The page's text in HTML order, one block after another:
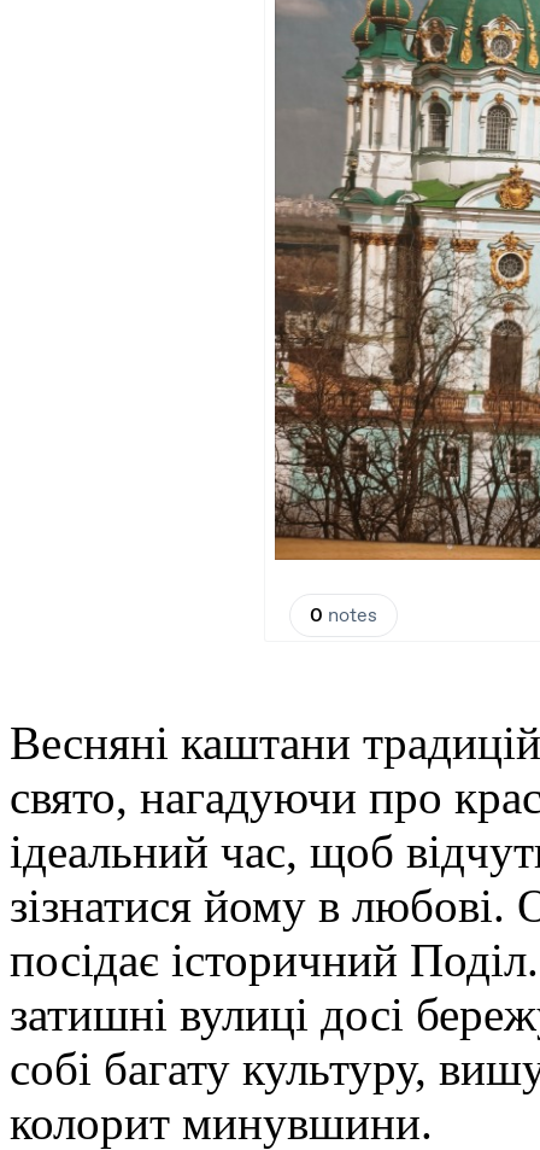
Весняні каштани
свято, нагадуючи про
ідеальний час, щоб
зізнатися йому в любові.
посідає історичний
затишні вулиці досі
собі багату культуру,
колорит минувшини.